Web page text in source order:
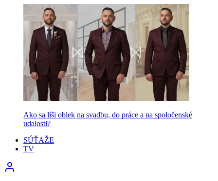
Ako sa líši oblek na svadbu, do práce a na spoločenské
udalosti?
SÚŤAŽE
TV